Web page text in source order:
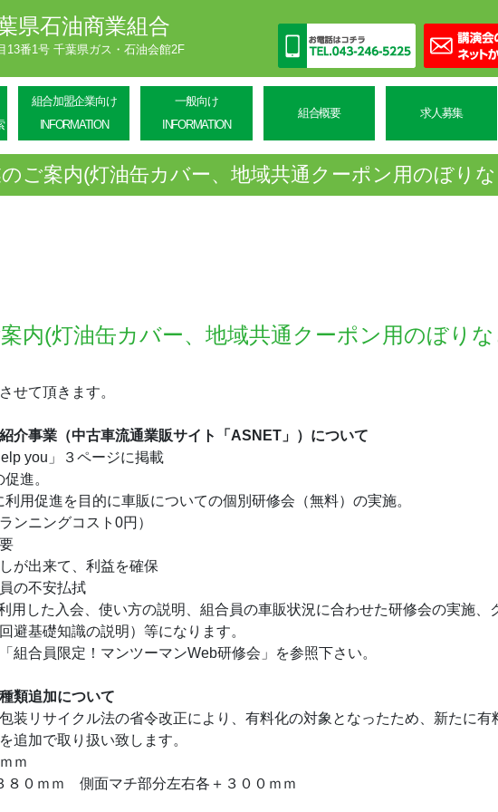
県石油商業組合
13番1号 千葉県ガス・石油会館2F
組合加盟企業向け
INFORMATION
一般向け
INFORMATION
組合概要 求人募集
ご案内(灯油缶カバー、地域共通クーポン用のぼり
内(灯油缶カバー、地域共通クーポン用のぼり
せて頂きます。
介事業（中古車流通業販サイト「ASNET」）について
you」３ページに掲載
進。
用促進を目的に車販についての個別研修会（無料）の実施。
ンニングコスト0円）
が出来て、利益を確保
の不安払拭
用した入会、使い方の説明、組合員の車販状況に合わせた研修会の実施、
避基礎知識の説明）等になります。
組合員限定！マンツーマンWeb研修会」を参照下さい。
類追加について
装リサイクル法の省令改正により、有料化の対象となったため、新たに有
追加で取り扱い致します。
ｍ
８０ｍｍ 側面マチ部分左右各＋３００ｍｍ